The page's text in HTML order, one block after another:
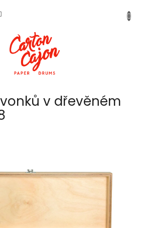
v dřevěném